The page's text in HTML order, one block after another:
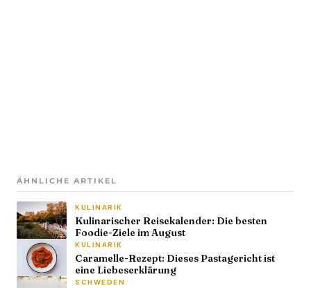
ÄHNLICHE ARTIKEL
KULINARIK
Kulinarischer Reisekalender: Die besten
Foodie-Ziele im August
KULINARIK
Caramelle-Rezept: Dieses Pastagericht ist
eine Liebeserklärung
SCHWEDEN